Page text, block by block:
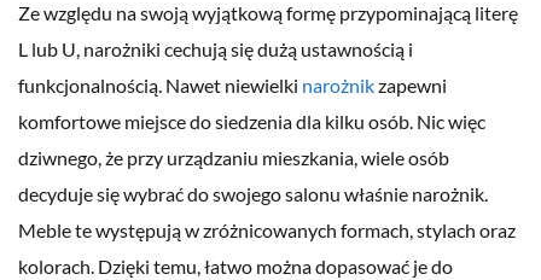
Ze względu na swoją wyjątkową formę przypominającą literę
L lub U, narożniki cechują się dużą ustawnością i
funkcjonalnością. Nawet niewielki narożnikzapewni
komfortowe miejsce do siedzenia dla kilku osób. Nic więc
dziwnego, że przy urządzaniu mieszkania, wiele osób
decyduje się wybrać do swojego salonu właśnie narożnik.
Meble te występują w zróżnicowanych formach, stylach oraz
kolorach. Dzięki temu, łatwo można dopasować je do